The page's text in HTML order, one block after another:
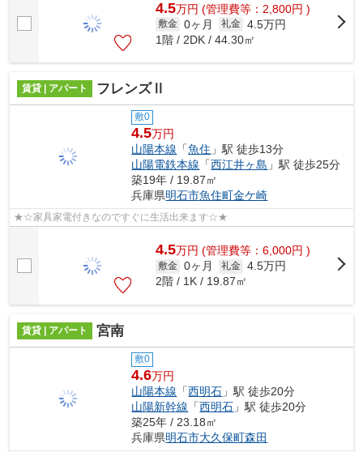
4.5万円 (管理費等：2,800円 )
敷金 0ヶ月 礼金 4.5万円
1階 / 2DK / 44.30㎡
賃貸 | アパート フレンズⅡ
敷0
4.5万円
山陽本線 「魚住 」駅 徒歩13分
山陽電鉄本線 「西江井ヶ島 」駅 徒歩25分
築19年 / 19.87㎡
兵庫県明石市魚住町金ケ崎
★☆家具家電付きなのですぐに生活出来ます☆★
4.5万円 (管理費等：6,000円 )
敷金 0ヶ月 礼金 4.5万円
2階 / 1K / 19.87㎡
賃貸 | アパート 宮南
敷0
4.6万円
山陽本線 「西明石 」駅 徒歩20分
山陽新幹線 「西明石 」駅 徒歩20分
築25年 / 23.18㎡
兵庫県明石市大久保町森田